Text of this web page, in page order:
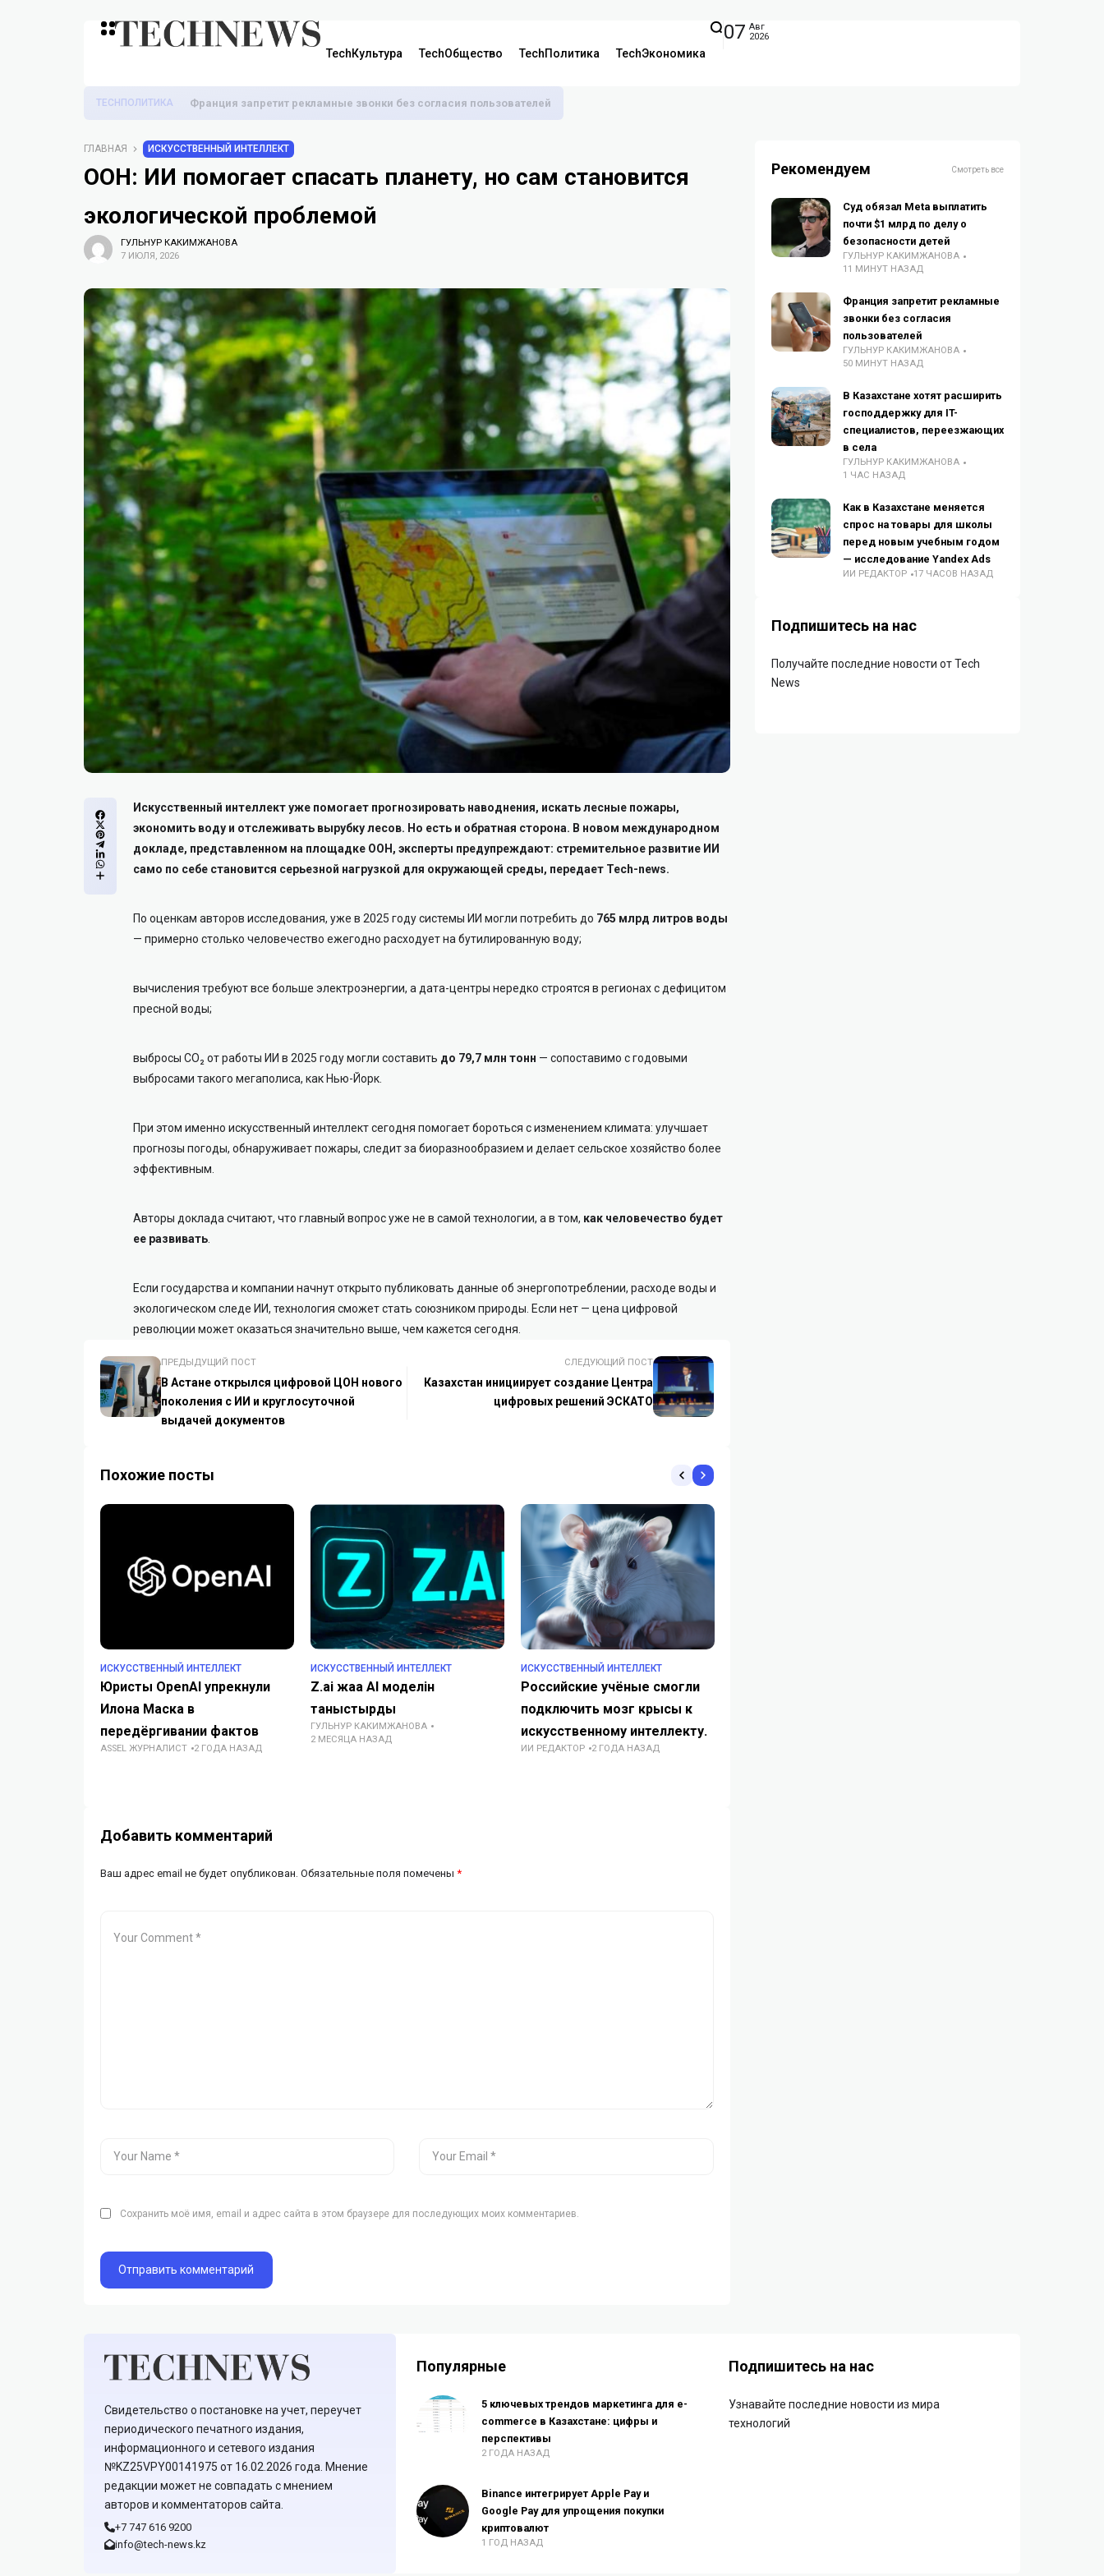
TechКультура TechОбщество TechПолитика TechЭкономика
07 Авг
2026
TECHПОЛИТИКА Франция запретит рекламные звонки без согласия пользователей
ГЛАВНАЯ ИСКУССТВЕННЫЙ ИНТЕЛЛЕКТ
ООН: ИИ помогает спасать планету, но сам становится
экологической проблемой
ГУЛЬНУР КАКИМЖАНОВА
7 ИЮЛЯ, 2026
Искусственный интеллект уже помогает прогнозировать наводнения, искать лесные пожары,
экономить воду и отслеживать вырубку лесов. Но есть и обратная сторона. В новом международном
докладе, представленном на площадке ООН, эксперты предупреждают: стремительное развитие ИИ
само по себе становится серьезной нагрузкой для окружающей среды, передает Tech-news.
По оценкам авторов исследования, уже в 2025 году системы ИИ могли потребить до 765 млрд литров воды
— примерно столько человечество ежегодно расходует на бутилированную воду;
вычисления требуют все больше электроэнергии, а дата-центры нередко строятся в регионах с дефицитом
пресной воды;
выбросы CO₂ от работы ИИ в 2025 году могли составить до 79,7 млн тонн — сопоставимо с годовыми
выбросами такого мегаполиса, как Нью-Йорк.
При этом именно искусственный интеллект сегодня помогает бороться с изменением климата: улучшает
прогнозы погоды, обнаруживает пожары, следит за биоразнообразием и делает сельское хозяйство более
эффективным.
Авторы доклада считают, что главный вопрос уже не в самой технологии, а в том, как человечество будет
ее развивать
Если государства и компании начнут открыто публиковать данные об энергопотреблении, расходе воды и
экологическом следе ИИ, технология сможет стать союзником природы. Если нет — цена цифровой
революции может оказаться значительно выше, чем кажется сегодня.
ПРЕДЫДУЩИЙ ПОСТ
В Астане открылся цифровой ЦОН нового
поколения с ИИ и круглосуточной
выдачей документов
СЛЕДУЮЩИЙ ПОСТ
Казахстан инициирует создание Центра
цифровых решений ЭСКАТО
Похожие посты
ИСКУССТВЕННЫЙ ИНТЕЛЛЕКТ
Юристы OpenAI упрекнули
Илона Маска в
передёргивании фактов
ASSEL ЖУРНАЛИСТ 2 ГОДА НАЗАД
ИСКУССТВЕННЫЙ ИНТЕЛЛЕКТ
Z.ai жаңа AI моделін
таныстырды
ГУЛЬНУР КАКИМЖАНОВА
2 МЕСЯЦА НАЗАД
ИСКУССТВЕННЫЙ ИНТЕЛЛЕКТ
Российские учёные смогли
подключить мозг крысы к
искусственному интеллекту.
ИИ РЕДАКТОР 2 ГОДА НАЗАД
Добавить комментарий
Ваш адрес email не будет опубликован. Обязательные поля помечены *
Сохранить моё имя, email и адрес сайта в этом браузере для последующих моих комментариев.
Рекомендуем Смотреть все
Суд обязал Meta выплатить
почти $1 млрд по делу о
безопасности детей
ГУЛЬНУР КАКИМЖАНОВА
11 МИНУТ НАЗАД
Франция запретит рекламные
звонки без согласия
пользователей
ГУЛЬНУР КАКИМЖАНОВА
50 МИНУТ НАЗАД
В Казахстане хотят расширить
господдержку для IT-
специалистов, переезжающих
в села
ГУЛЬНУР КАКИМЖАНОВА
1 ЧАС НАЗАД
Как в Казахстане меняется
спрос на товары для школы
перед новым учебным годом
— исследование Yandex Ads
ИИ РЕДАКТОР 17 ЧАСОВ НАЗАД
Подпишитесь на нас
Получайте последние новости от Tech
News
Свидетельство о постановке на учет, переучет
периодического печатного издания,
информационного и сетевого издания
№KZ25VPY00141975 от 16.02.2026 года. Мнение
редакции может не совпадать с мнением
авторов и комментаторов сайта.
+7 747 616 9200
info@tech-news.kz
Популярные
5 ключевых трендов маркетинга для e-
commerce в Казахстане: цифры и
перспективы
2 ГОДА НАЗАД
Binance интегрирует Apple Pay и
Google Pay для упрощения покупки
криптовалют
1 ГОД НАЗАД
Подпишитесь на нас
Узнавайте последние новости из мира
технологий